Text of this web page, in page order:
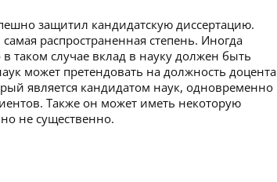
защитил кандидатскую диссертацию.
распространенная степень. Иногда
таком случае вклад в науку должен быть
может претендовать на должность доцента
является кандидатом наук, одновременно
Также он может иметь некоторую
не существенно.